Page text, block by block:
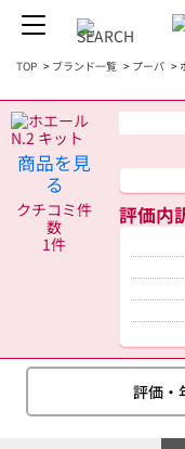
TOP > ブランド一覧 > プーパ >
商品を見
る
クチコミ件
数
1件
評価内
評価・